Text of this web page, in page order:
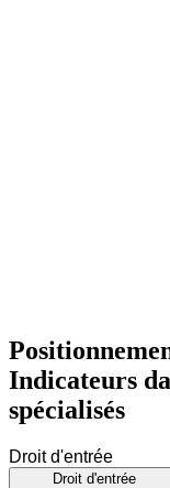
Indicateurs
spécialisés
Droit d'entrée